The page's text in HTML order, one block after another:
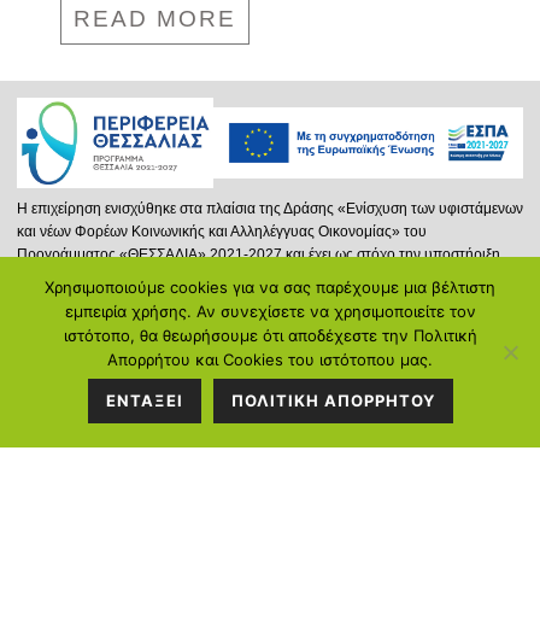
READ MORE
ΣΤΟΙΧΕΙΑ
ΕΠΙΚΟΙΝΩΝΙΑΣ
Διεύθυνση:Κ.Καρτάλη 297, Βόλος
Χρησιμοποιούμε cookies για να σας παρέχουμε μια βέλτιστη
εμπειρία χρήσης. Αν συνεχίσετε να χρησιμοποιείτε τον
ιστότοπο, θα θεωρήσουμε ότι αποδέχεστε την Πολιτική
Απορρήτου και Cookies του ιστότοπου μας.
ΕΝΤΑΞΕΙ ΠΟΛΙΤΙΚΗ ΑΠΟΡΡΗΤΟΥ
Η επιχείρηση ενισχύθηκε στα πλαίσια της Δράσης «Ενίσχυση των υφιστάμενων
και νέων Φορέων Κοινωνικής και Αλληλέγγυας Οικονομίας» του
Προγράμματος «ΘΕΣΣΑΛΙΑ» 2021-2027 και έχει ως στόχο την υποστήριξη
νέων ή και υφισταμένων φορέων Κ.ΑΛ.Ο. που δραστηριοποιούνται στην
Περιφέρεια Θεσσαλίας, επιδιώκοντας την προώθηση της Κοινωνικής και
Αλληλέγγυας Οικονομίας και μέσω αυτής στην ενίσχυση της απασχόλησης.
Περισσότερα...